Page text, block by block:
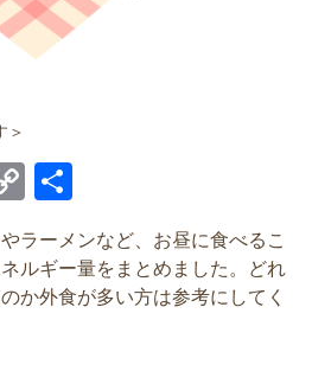
＞
Copy
ラーメンなど、お昼に食べるこ
ルギー量をまとめました。どれ
か外食が多い方は参考にしてく